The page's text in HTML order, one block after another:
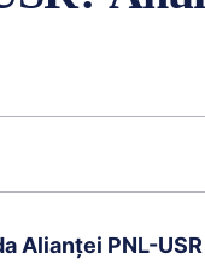
Alianţei PNL-